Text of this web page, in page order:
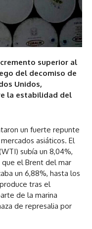
superior al
del decomiso de
Unidos,
la estabilidad del
un fuerte repunte
asiáticos. El
subía un 8,04%,
el Brent del mar
un 6,88%, hasta los
tras el
de la marina
de represalia por